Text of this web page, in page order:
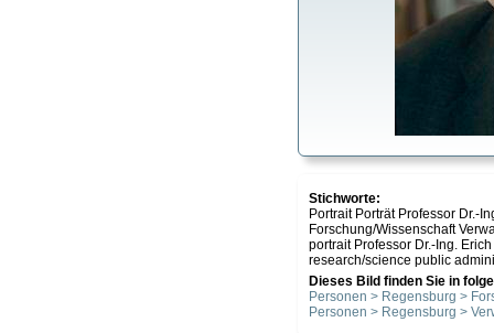
Stichworte:
Portrait Porträt Professor Dr.-
Forschung/Wissenschaft
portrait Professor Dr.-Ing.
research/science public
Dieses Bild finden Sie in
Personen > Regensburg >
Personen > Regensburg >